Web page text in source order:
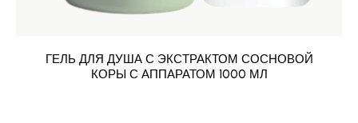
ГЕЛЬ ДЛЯ ДУША С ЭКСТРАКТОМ СОСНОВОЙ
КОРЫ С АППАРАТОМ 1000 МЛ